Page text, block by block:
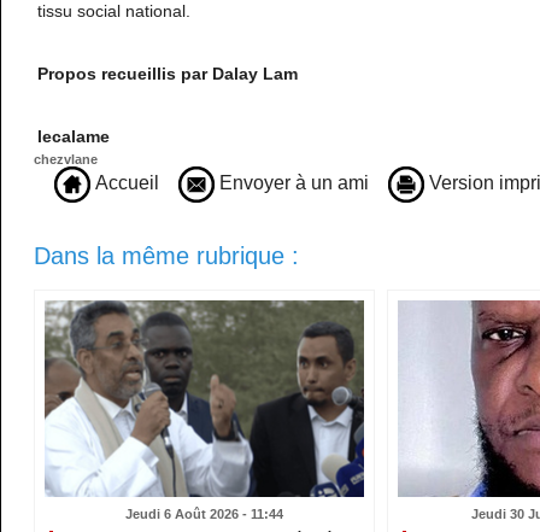
tissu social national.
Propos recueillis par Dalay Lam
lecalame
chezvlane
Accueil Envoyer à un ami Version
Dans la même rubrique :
Jeudi 6 Août 2026 - 11:44 Jeudi 30